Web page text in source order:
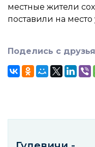
местные жители
поставили на
Поделись с